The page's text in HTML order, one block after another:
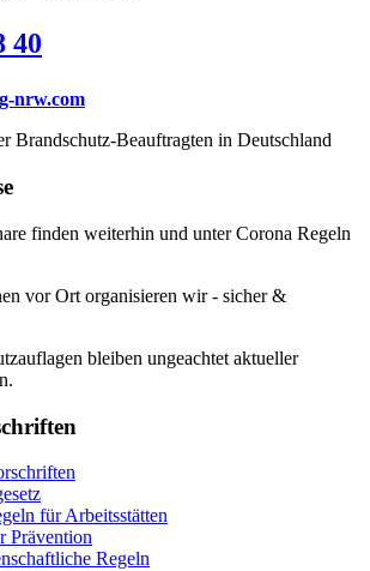
40
nrw.com
finden weiterhin und unter Corona Regeln
vor Ort organisieren wir - sicher &
bleiben ungeachtet aktueller
für Arbeitsstätten
Prävention
Regeln